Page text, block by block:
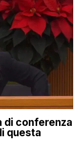
di conferenza
questa